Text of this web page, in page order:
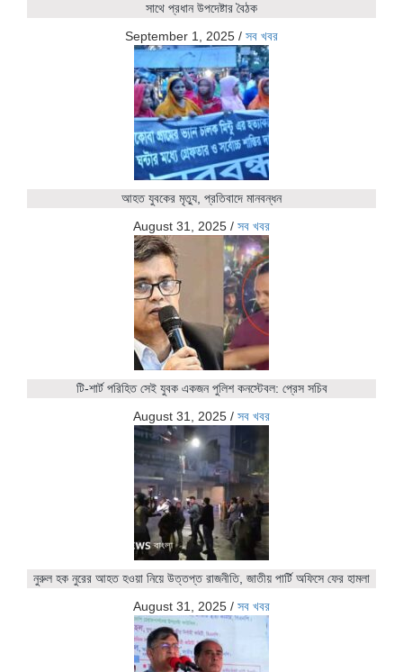
সাথে প্রধান উপদেষ্টার বৈঠক
September 1, 2025 / সব খবর
আহত যুবকের মৃত্যু, প্রতিবাদে মানবন্ধন
August 31, 2025 / সব খবর
টি-শার্ট পরিহিত সেই যুবক একজন পুলিশ কনস্টেবল: প্রেস সচিব
August 31, 2025 / সব খবর
নুরুল হক নুরের আহত হওয়া নিয়ে উত্তপ্ত রাজনীতি, জাতীয় পার্টি অফিসে ফের হামলা
August 31, 2025 / সব খবর